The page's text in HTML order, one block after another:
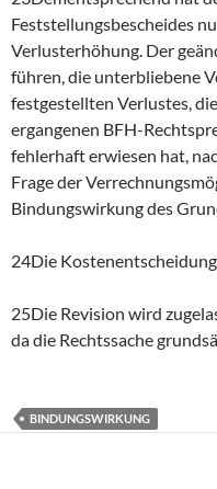
Feststellungsbescheides
Verlusterhöhung. Der
führen, die unterbliebene
festgestellten Verlustes,
ergangenen BFH-
fehlerhaft erwiesen hat,
Frage der
Bindungswirkung des
24Die
25Die Revision wird
da die Rechtssache
BINDUNGSWIRKUNG